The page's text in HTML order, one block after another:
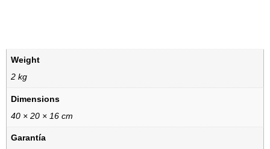
Weight
2 kg
Dimensions
40 × 20 × 16 cm
Garantía